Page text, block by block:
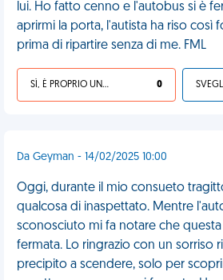
lui. Ho fatto cenno e l'autobus si è
aprirmi la porta, l'autista ha riso così
prima di ripartire senza di me. FML
SÌ, È PROPRIO UNA VDM! 0
Da Geyman - 14/02/2025 10:00
Oggi, durante il mio consueto
qualcosa di inaspettato. Mentre
sconosciuto mi fa notare che
fermata. Lo ringrazio con un sorriso
precipito a scendere, solo per